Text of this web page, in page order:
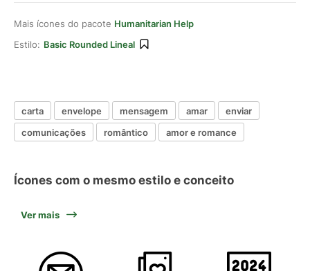
Mais ícones do pacote Humanitarian Help
Estilo: Basic Rounded Lineal
carta envelope mensagem amar
enviar
comunicações
romântico amor e romance
Ícones com o mesmo estilo e conceito
Ver mais